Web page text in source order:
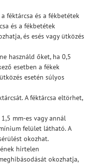
féktárcsa és a fékbetétek
és a fékbetétek
és esés vagy ütközés
használd őket, ha 0,5
esetben a fékek
esetén súlyos
A féktárcsa eltörhet,
mm-es vagy annál
felület látható. A
okozhat.
hirtelen
okozhatja,